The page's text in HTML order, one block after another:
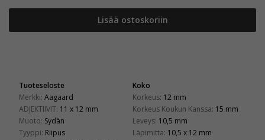
Lisää ostoskoriin
Tuoteseloste
Merkki: Aagaard
ADJEKTIIVIT: 11 x 12 mm
Muoto: Sydän
Tyyppi: Riipus
Koko
Korkeus: 12 mm
Korkeus Koukun Kanssa: 15 mm
Leveys: 10,5 mm
Läpimitta: 10,5 x 12 mm